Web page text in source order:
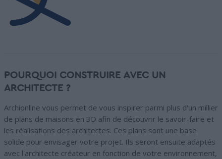
POURQUOI CONSTRUIRE AVEC UN
ARCHITECTE ?
Archionline vous permet de vous inspirer parmi plus d'un millier
de plans de maisons en 3D afin de découvrir le savoir-faire et
les réalisations des architectes. Ces plans sont une base
solide pour envisager votre projet. Ils seront ensuite adaptés
avec l'architecte créateur en fonction de votre environnement,